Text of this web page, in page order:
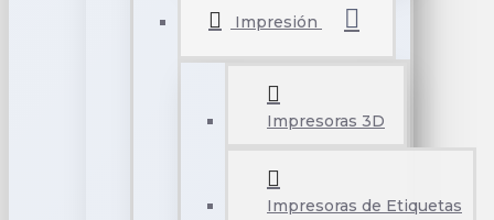
Impresión
Impresoras 3D
Impresoras de Etiquetas